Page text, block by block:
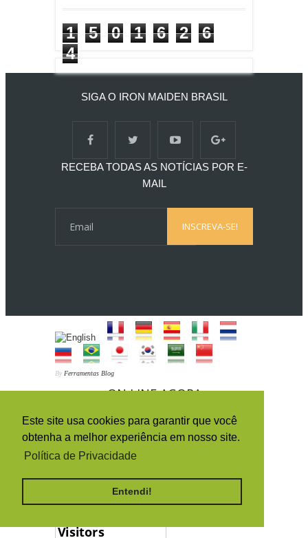
Este site usa cookies para garantir que você
obtenha a melhor experiência em nosso site.
Política de Privacidade
Entendi!
1 5 0 1 6 2
6
4
SIGA O IRON MAIDEN BRASIL
RECEBA TODAS AS NOTÍCIAS POR E-
MAIL
By Ferramentas Blog
ON LINE AGORA
3
ACESSOS (PAÍSES)